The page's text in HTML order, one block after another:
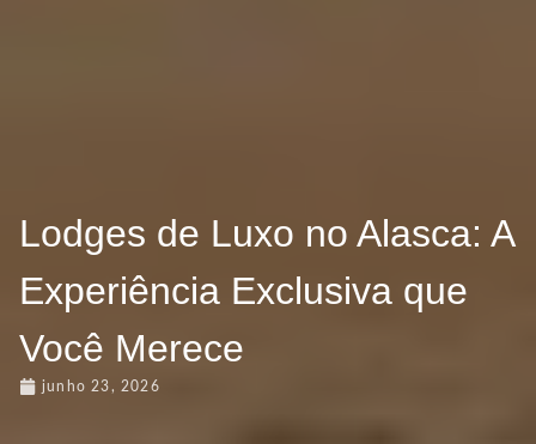
Lodges de Luxo no Alasca: A
Experiência Exclusiva que
Você Merece
junho 23, 2026